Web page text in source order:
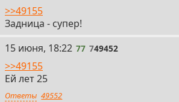
>>49155
Задница - супер!
77
15 июня, 18:22 77 749452
>>49155
Ей лет 25
Ответы 49552